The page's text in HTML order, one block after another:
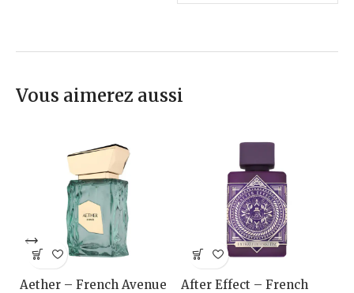
Vous aimerez aussi
Aether – French Avenue
After Effect – French